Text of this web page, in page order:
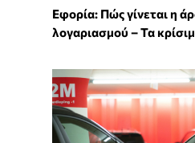
Εφορία: Πώς γίνεται η
λογαριασμού – Τα